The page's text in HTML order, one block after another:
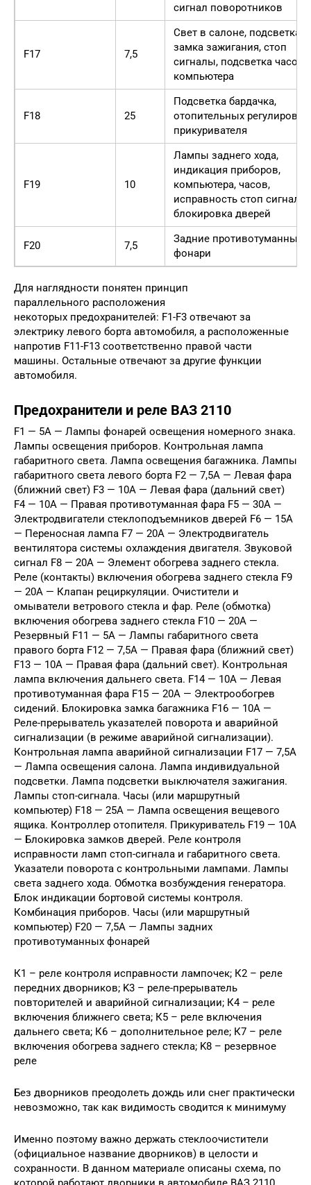
сигнал поворотников
F17 7,5
Свет в салоне, подсветка
замка зажигания, стоп
сигналы, подсветка часов,
компьютера
F18 25
Подсветка бардачка,
отопительных регулировок,
прикуривателя
F19 10
Лампы заднего хода,
индикация приборов,
компьютера, часов,
исправность стоп
блокировка дверей
F20 7,5
Задние противотуманные
фонари
Для наглядности понятен принцип
параллельного расположения
некоторых предохранителей: F1-F3 отвечают за
электрику левого борта автомобиля, а расположенные
напротив F11-F13 соответственно правой части
машины. Остальные отвечают за другие функции
автомобиля.
Предохранители и реле ВАЗ 2110
F1 — 5А — Лампы фонарей освещения номерного знака.
Лампы освещения приборов. Контрольная лампа
габаритного света. Лампа освещения багажника. Лампы
габаритного света левого борта F2 — 7,5А — Левая фара
(ближний свет) F3 — 10А — Левая фара (дальний свет)
F4 — 10А — Правая противотуманная фара F5 — 30А —
Электродвигатели стеклоподъемников дверей F6 — 15А
— Переносная лампа F7 — 20А — Электродвигатель
вентилятора системы охлаждения двигателя. Звуковой
сигнал F8 — 20А — Элемент обогрева заднего стекла.
Реле (контакты) включения обогрева заднего стекла F9
— 20А — Клапан рециркуляции. Очистители и
омыватели ветрового стекла и фар. Реле (обмотка)
включения обогрева заднего стекла F10 — 20А —
Резервный F11 — 5А — Лампы габаритного света
правого борта F12 — 7,5А — Правая фара (ближний свет)
F13 — 10А — Правая фара (дальний свет). Контрольная
лампа включения дальнего света. F14 — 10А — Левая
противотуманная фара F15 — 20А — Электрообогрев
сидений. Блокировка замка багажника F16 — 10А —
Реле-прерыватель указателей поворота и аварийной
сигнализации (в режиме аварийной сигнализации).
Контрольная лампа аварийной сигнализации F17 — 7,5А
— Лампа освещения салона. Лампа индивидуальной
подсветки. Лампа подсветки выключателя зажигания.
Лампы стоп-сигнала. Часы (или маршрутный
компьютер) F18 — 25А — Лампа освещения вещевого
ящика. Контроллер отопителя. Прикуриватель F19 — 10А
— Блокировка замков дверей. Реле контроля
исправности ламп стоп-сигнала и габаритного света.
Указатели поворота с контрольными лампами. Лампы
света заднего хода. Обмотка возбуждения генератора.
Блок индикации бортовой системы контроля.
Комбинация приборов. Часы (или маршрутный
компьютер) F20 — 7,5А — Лампы задних
противотуманных фонарей
К1 – реле контроля исправности лампочек; К2 – реле
передних дворников; K3 – реле-прерыватель
повторителей и аварийной сигнализации; К4 – реле
включения ближнего света; К5 – реле включения
дальнего света; К6 – дополнительное реле; К7 – реле
включения обогрева заднего стекла; K8 – резервное
реле
Без дворников преодолеть дождь или снег практически
невозможно, так как видимость сводится к минимуму
Именно поэтому важно держать стеклоочистители
(официальное название дворников) в целости и
сохранности. В данном материале описаны схема, по